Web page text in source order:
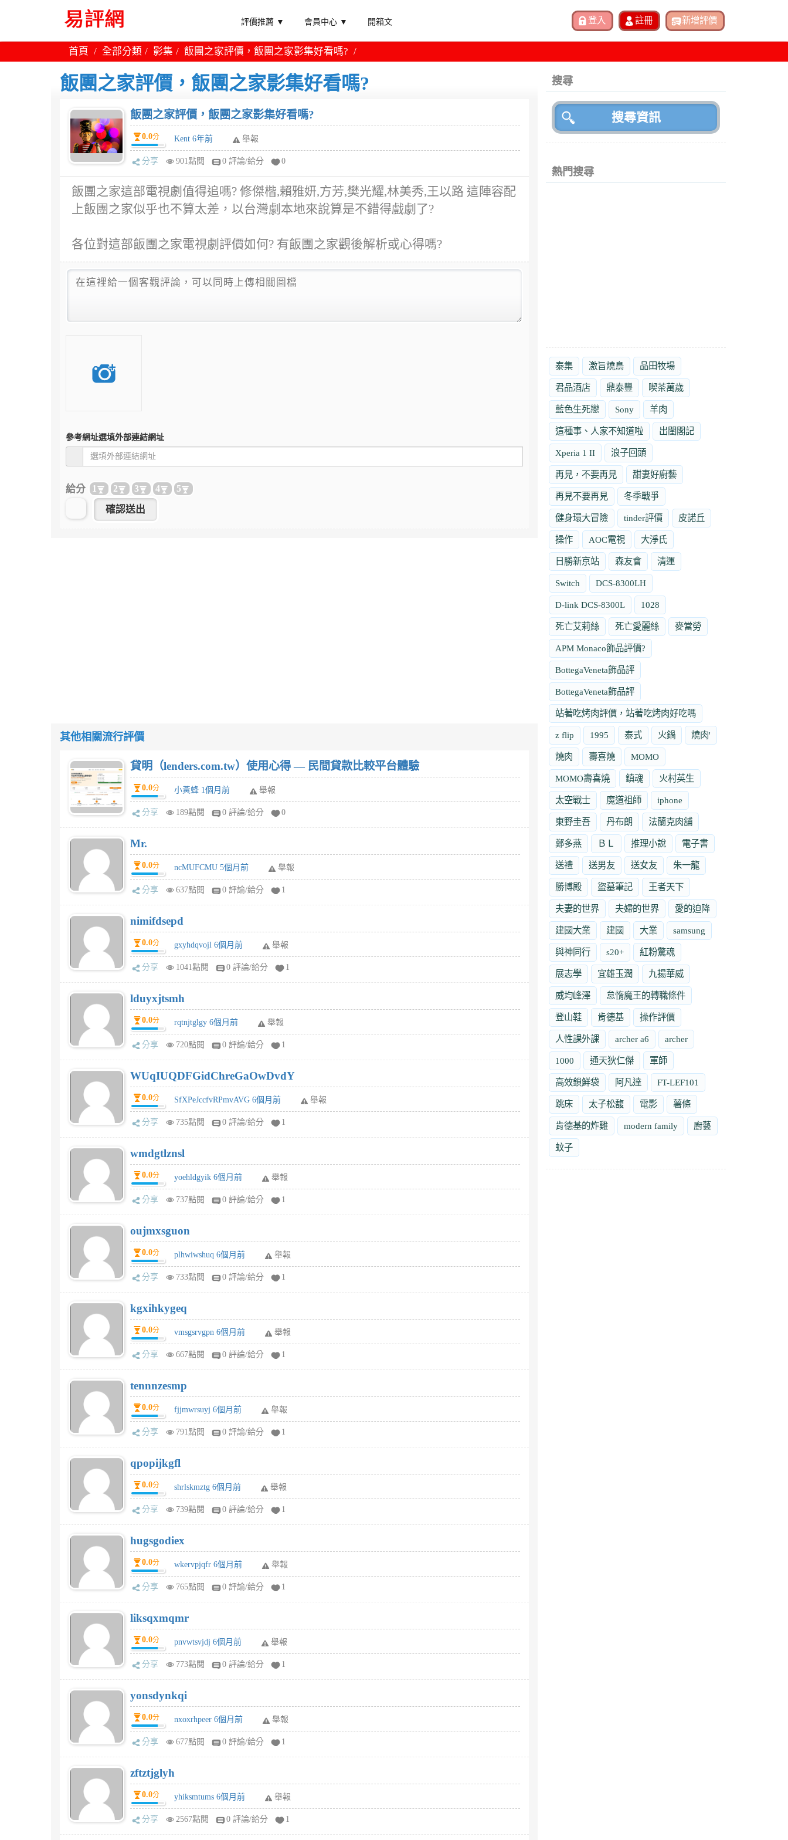
評價推薦 ▼ 會員中心 ▼ 開箱文
首頁 全部分類 影集 飯團之家評價，飯團之家影集好看嗎?
飯團之家評價，飯團之家影集好看嗎?
飯團之家評價，飯團之家影集好看嗎?
0.0分 Kent 6年前 舉報
分享 901點閱 0 評論/給分 0
飯團之家這部電視劇值得追嗎? 修傑楷,賴雅妍,方芳,樊光耀,林美秀,王以路 這陣容配
上飯團之家似乎也不算太差，以台灣劇本地來說算是不錯得戲劇了?
各位對這部飯團之家電視劇評價如何? 有飯團之家觀後解析或心得嗎?
參考網址選填外部連結網址
給分 1 2 3 4 5
其他相關流行評價
貸明（lenders.com.tw）使用心得 — 民間貸款比較平台體驗
0.0分 小黃蜂 1個月前 舉報
分享 189點閱 0 評論/給分 0
Mr.
0.0分 ncMUFCMU 5個月前 舉報
分享 637點閱 0 評論/給分 1
nimifdsepd
0.0分 gxyhdqvojl 6個月前 舉報
分享 1041點閱 0 評論/給分 1
lduyxjtsmh
0.0分 rqtnjtglgy 6個月前 舉報
分享 720點閱 0 評論/給分 1
WUqIUQDFGidChreGaOwDvdY
0.0分 SfXPeJccfvRPmvAVG 6個月前 舉報
分享 735點閱 0 評論/給分 1
wmdgtlznsl
0.0分 yoehldgyik 6個月前 舉報
分享 737點閱 0 評論/給分 1
oujmxsguon
0.0分 plhwiwshuq 6個月前 舉報
分享 733點閱 0 評論/給分 1
kgxihkygeq
0.0分 vmsgsrvgpn 6個月前 舉報
分享 667點閱 0 評論/給分 1
tennnzesmp
0.0分 fjjmwrsuyj 6個月前 舉報
分享 791點閱 0 評論/給分 1
qpopijkgfl
0.0分 shrlskmztg 6個月前 舉報
分享 739點閱 0 評論/給分 1
hugsgodiex
0.0分 wkervpjqfr 6個月前 舉報
分享 765點閱 0 評論/給分 1
liksqxmqmr
0.0分 pnvwtsvjdj 6個月前 舉報
分享 773點閱 0 評論/給分 1
yonsdynkqi
0.0分 nxoxrhpeer 6個月前 舉報
分享 677點閱 0 評論/給分 1
zftztjglyh
0.0分 yhiksmtums 6個月前 舉報
分享 2567點閱 0 評論/給分 1
搜尋
熱門搜尋
泰集 激旨燒鳥 品田牧場
君品酒店 鼎泰豐 喫茶萬歲
藍色生死戀 Sony 羊肉
這種事、人家不知道啦 出閨閣記
Xperia 1 II 浪子回頭
再見，不要再見 甜妻好廚藝
再見不要再見 冬季戰爭
健身環大冒險 tinder評價 皮諾丘
操作 AOC電視 大淨氏
日勝新京站 森友會 清運
Switch DCS-8300LH
D-link DCS-8300L 1028
死亡艾莉絲 死亡愛麗絲 麥當勞
APM Monaco飾品評價?
BottegaVeneta飾品評
BottegaVeneta飾品評
站著吃烤肉評價，站著吃烤肉好吃嗎
z flip 1995 泰式 火鍋 燒肉'
燒肉 壽喜燒 MOMO
MOMO壽喜燒 鎮魂 火村英生
太空戰士 魔道祖師 iphone
東野圭吾 丹布朗 法蘭克肉舖
鄭多燕 ＢＬ 推理小說 電子書
送禮 送男友 送女友 朱一龍
勝博殿 盜墓筆記 王者天下
夫妻的世界 夫婦的世界 愛的迫降
建國大業 建國 大業 samsung
與神同行 s20+ 紅粉驚魂
展志學 宜雄玉潤 九揚華威
威均峰澤 怠惰魔王的轉職條件
登山鞋 肯德基 操作評價
人性課外課 archer a6 archer
1000 通天狄仁傑 軍師
高效鎖鮮袋 阿凡達 FT-LEF101
跳床 太子松馥 電影 薯條
肯德基的炸雞 modern family 廚藝
蚊子